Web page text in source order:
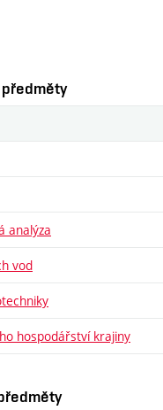
analýza
vod
hospodářství krajiny